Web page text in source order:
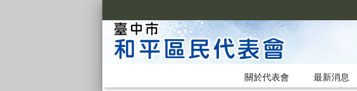
關於代表會 最新消息